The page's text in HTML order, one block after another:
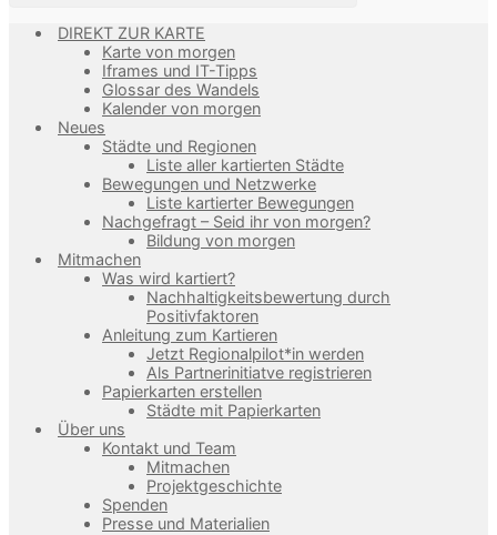
DIREKT ZUR KARTE
Karte von morgen
Iframes und IT-Tipps
Glossar des Wandels
Kalender von morgen
Neues
Städte und Regionen
Liste aller kartierten Städte
Bewegungen und Netzwerke
Liste kartierter Bewegungen
Nachgefragt – Seid ihr von morgen?
Bildung von morgen
Mitmachen
Was wird kartiert?
Nachhaltigkeitsbewertung durch
Positivfaktoren
Anleitung zum Kartieren
Jetzt Regionalpilot*in werden
Als Partnerinitiatve registrieren
Papierkarten erstellen
Städte mit Papierkarten
Über uns
Kontakt und Team
Mitmachen
Projektgeschichte
Spenden
Presse und Materialien